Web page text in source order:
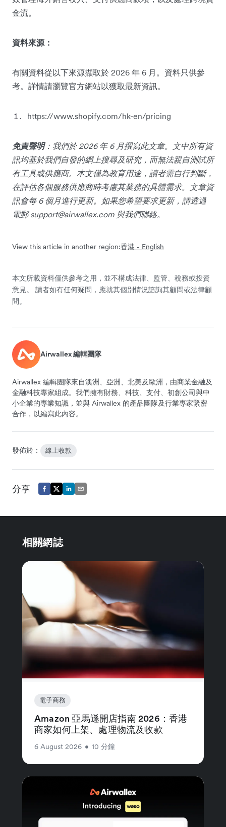
金流。
資料來源：
有關資料從以下來源擷取於 2026 年 6 月。資料只供參
考。詳情請瀏覽官方網站以獲取最新資訊。
https://www.shopify.com/hk-en/pricing
免責聲明：我們於 2026 年 6 月撰寫此文章。文中所有資
訊均基於我們自發的網上搜尋及研究，而無法親自測試所
有工具或供應商。本文僅為教育用途，讀者需自行判斷，
在評估各個服務供應商時考慮其業務的具體需求。文章資
訊會每 6 個月進行更新。如果您希望要求更新，請透過
電郵support@airwallex.com 與我們聯絡。
View this article in another region:香港 - English
本文所載資料僅供參考之用，並不構成法律、監管、稅務或投資
意見。 讀者如有任何疑問，應就其個別情況諮詢其顧問或法律顧
問。
Airwallex 編輯團隊
Airwallex 編輯團隊來自澳洲、亞洲、北美及歐洲，由商業金融及
金融科技專家組成。我們擁有財務、科技、支付、初創公司與中
小企業的專業知識，並與 Airwallex 的產品團隊及行業專家緊密
合作，以編寫此內容。
發佈於： 線上收款
分享
相關網誌
電子商務
Amazon 亞馬遜開店指南 2026：香港
商家如何上架、處理物流及收款
6 August 2026 • 10 分鐘